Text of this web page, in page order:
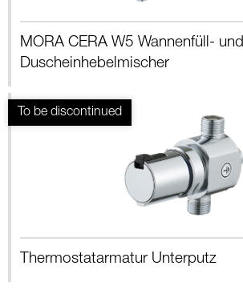
MORA CERA W5 Wannenfüll- und
Duscheinhebelmischer
Thermostatarmatur Unterputz